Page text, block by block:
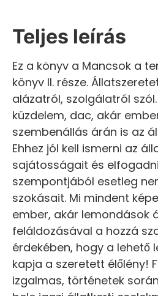
Teljes leírás
Ez a könyv a Mancsok a
könyv II. része.
alázatról, szolgálatról
küzdelem, dac, akár
szembenállás árán is az
Ehhez jól kell ismerni az
sajátosságait és
szempontjából esetleg
szokásait. Mi mindent
ember, akár lemondások
feláldozásával a hozzá
érdekében, hogy a lehető
kapja a szeretett élőlény!
izgalmas, történetek